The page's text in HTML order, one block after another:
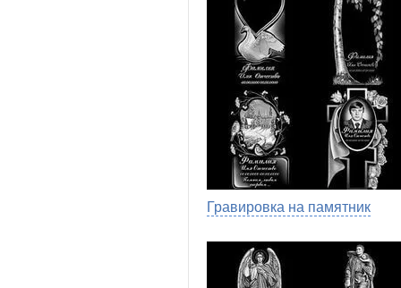
Гравировка на памятник